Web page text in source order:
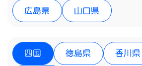
広島県 山口県
四国 徳島県 香川県